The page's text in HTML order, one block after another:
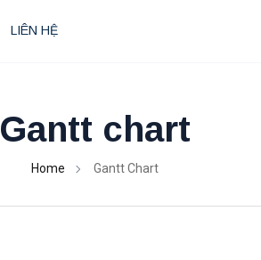
LIÊN HỆ
Gantt chart
Home Gantt Chart